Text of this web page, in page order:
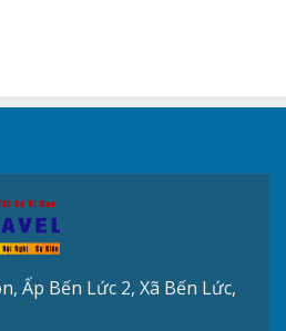
Ấp Bến Lức 2, Xã Bến Lức,